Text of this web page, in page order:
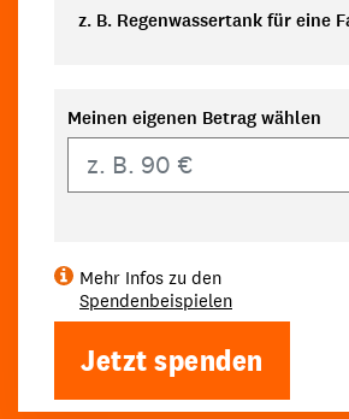
z. B. Regenwassertank für eine
Meinen eigenen Betrag wählen
Mehr Infos zu den
Spendenbeispielen
Jetzt spenden